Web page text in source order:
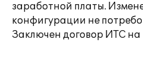
заработной платы.
конфигурации не
Заключен договор ИТС на